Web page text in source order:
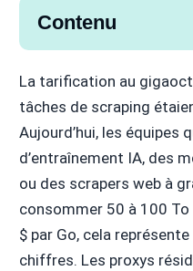
Contenu
La tarification au
tâches de scraping
Aujourd’hui, les équipes
d’entraînement IA, des
ou des scrapers web à
consommer 50 à 100 To
$ par Go, cela
chiffres. Les proxys